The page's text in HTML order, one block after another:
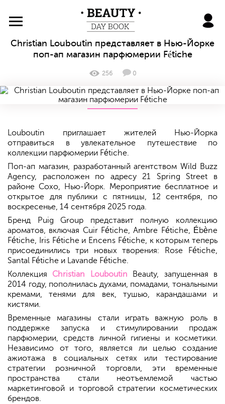
BeautyDayBook
Christian Louboutin представляет в Нью-Йорке
поп-ап магазин парфюмерии Fétiche
256 0
Louboutin приглашает жителей Нью-Йорка
отправиться в увлекательное путешествие по
коллекции парфюмерии Fétiche.
Поп-ап магазин, разработанный агентством Wild Buzz
Agency, расположен по адресу 21 Spring Street в
районе Сохо, Нью-Йорк. Мероприятие бесплатное и
открытое для публики с пятницы, 12 сентября, по
воскресенье, 14 сентября 2025 года.
Бренд Puig Group представит полную коллекцию
ароматов, включая Cuir Fétiche, Ambre Fétiche, Ébène
Fétiche, Iris Fétiche и Encens Fétiche, к которым теперь
присоединились три новых творения: Rose Fétiche,
Santal Fétiche и Lavande Fétiche.
Коллекция Christian Louboutin Beauty, запущенная в
2014 году, пополнилась духами, помадами, тональными
кремами, тенями для век, тушью, карандашами и
кистями.
Временные магазины стали играть важную роль в
поддержке запуска и стимулировании продаж
парфюмерии, средств личной гигиены и косметики.
Независимо от того, является ли целью создание
ажиотажа в социальных сетях или тестирование
стратегии розничной торговли, эти временные
пространства стали неотъемлемой частью
маркетинговой и торговой стратегии косметических
брендов.